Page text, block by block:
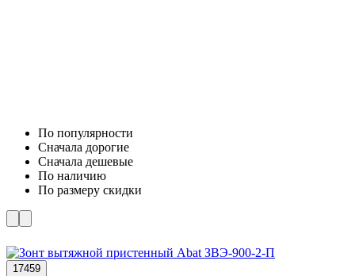
По популярности
Cначала дорогие
Cначала дешевые
По наличию
По размеру скидки
17459